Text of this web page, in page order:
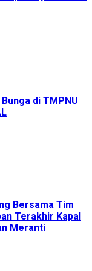
di TMPNU
Bersama Tim
Terakhir Kapal
Meranti